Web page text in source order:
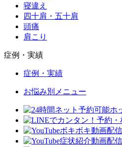
寝違え
四十肩・五十肩
頭痛
肩こり
症例・実績
症例・実績
お悩み別メニュー